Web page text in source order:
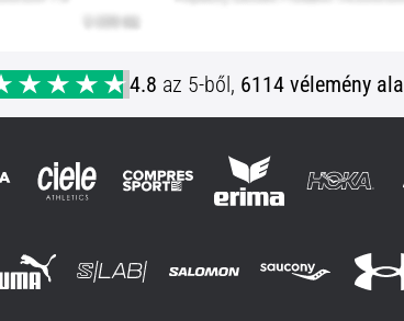
4.8 az 5-ből, 6114 vélemény